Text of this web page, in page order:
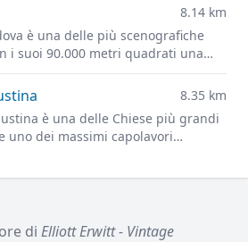
8.14 km
è una delle più scenografiche
i suoi 90.000 metri quadrati una
8.35 km
è una delle Chiese più grandi
uno dei massimi capolavori
di Elliott Erwitt - Vintage